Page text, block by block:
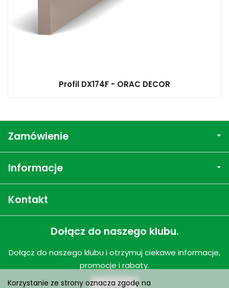
Profil DX174F - ORAC DECOR
Zamówienie
Informacje
Kontakt
Dołącz do naszego klubu.
Dołącz do naszego klubu i otrzymuj ciekawe informacje,
promocje i rabaty.
Korzystanie ze strony oznacza zgodę na